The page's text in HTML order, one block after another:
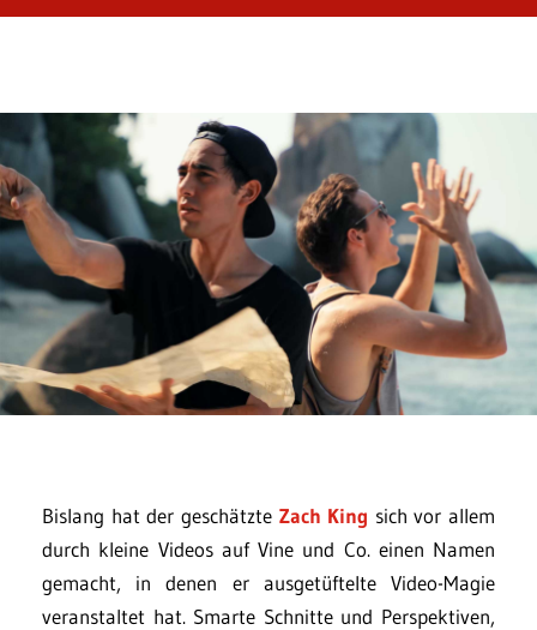
Bislang hat der geschätzte Zach King sich vor allem
durch kleine Videos auf Vine und Co. einen Namen
gemacht, in denen er ausgetüftelte Video-Magie
veranstaltet hat. Smarte Schnitte und Perspektiven,